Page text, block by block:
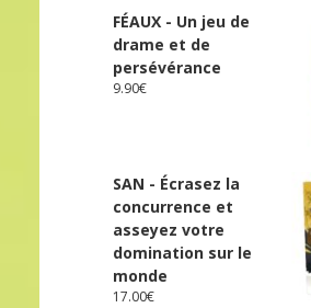
FÉAUX - Un jeu de
drame et de
persévérance
9.90€
SAN - Écrasez la
concurrence et
asseyez votre
domination sur le
monde
17.00€